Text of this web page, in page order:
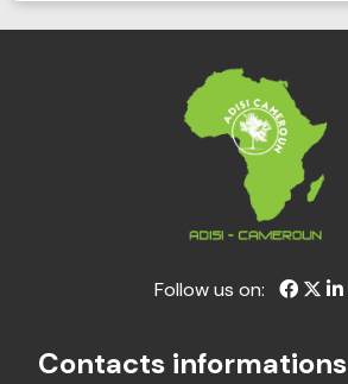
Follow us on:
Contacts informations